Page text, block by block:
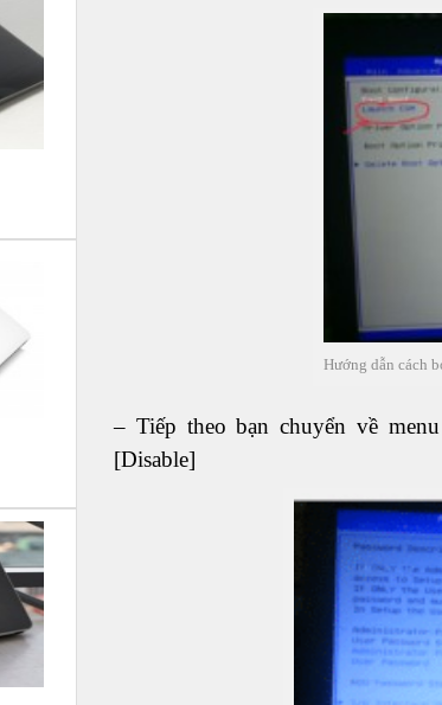
Hướng dẫn cách
– Tiếp theo bạn chuyển về
[Disable]